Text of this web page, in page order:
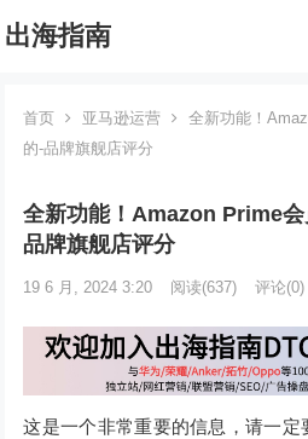
出海指南
首页 亚马逊运营
全新功能！
的-品牌旗舰店评分
全新功能！Amazon Prime
品牌旗舰店评分
19 6 月, 2024 3:20 阅读(637) 评论(0)
这是一个非常重要的信息，请一定